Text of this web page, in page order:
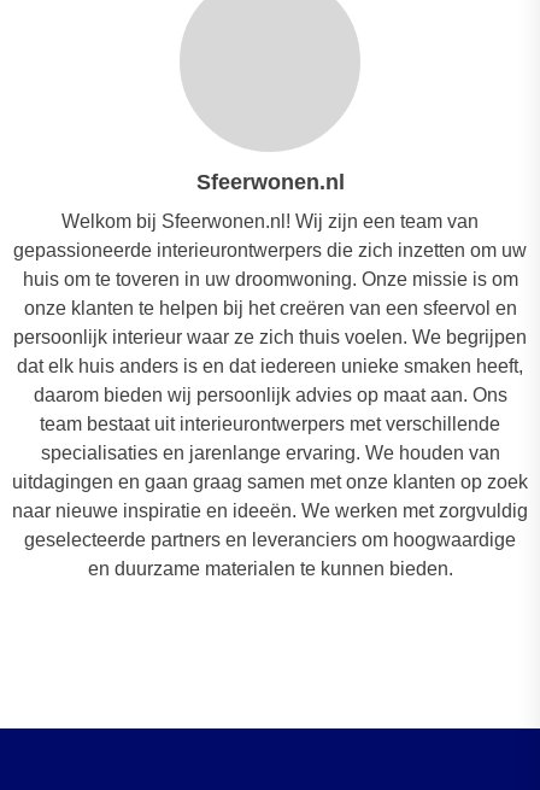
Sfeerwonen.nl
Welkom bij Sfeerwonen.nl! Wij zijn een team van
gepassioneerde interieurontwerpers die zich inzetten om uw
huis om te toveren in uw droomwoning. Onze missie is om
onze klanten te helpen bij het creëren van een sfeervol en
persoonlijk interieur waar ze zich thuis voelen. We begrijpen
dat elk huis anders is en dat iedereen unieke smaken heeft,
daarom bieden wij persoonlijk advies op maat aan. Ons
team bestaat uit interieurontwerpers met verschillende
specialisaties en jarenlange ervaring. We houden van
uitdagingen en gaan graag samen met onze klanten op zoek
naar nieuwe inspiratie en ideeën. We werken met zorgvuldig
geselecteerde partners en leveranciers om hoogwaardige
en duurzame materialen te kunnen bieden.